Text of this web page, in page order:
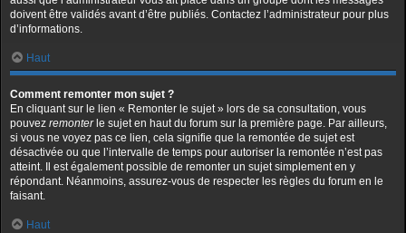
doivent être validés avant d’être publiés. Contactez l’administrateur pour plus
d’informations.
Haut
Comment remonter mon sujet ?
En cliquant sur le lien « Remonter le sujet » lors de sa consultation, vous
pouvez remonterle sujet en haut du forum sur la première page. Par ailleurs,
si vous ne voyez pas ce lien, cela signifie que la remontée de sujet est
désactivée ou que l’intervalle de temps pour autoriser la remontée n’est pas
atteint. Il est également possible de remonter un sujet simplement en y
répondant. Néanmoins, assurez-vous de respecter les règles du forum en le
faisant.
Haut